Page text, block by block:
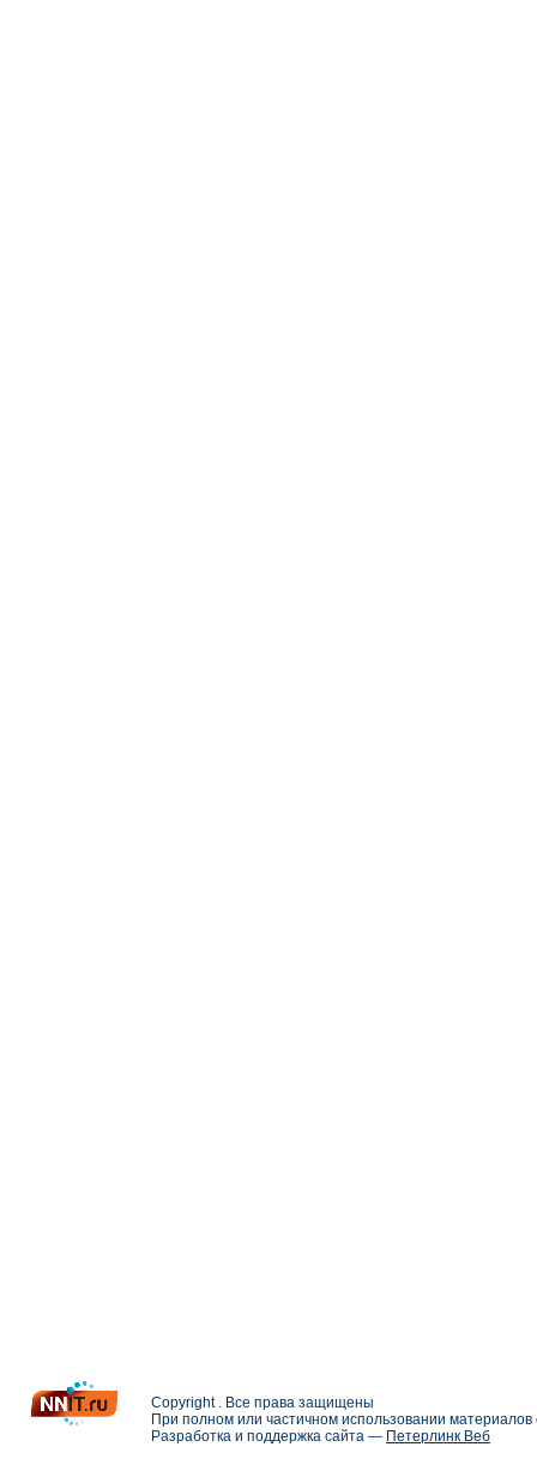
Copyright . Все права защищены
При полном или частичном использовании
Разработка и поддержка сайта — Петерлинк Веб